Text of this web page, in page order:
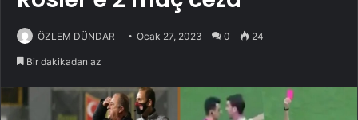
ÖZLEM DÜNDAR Ocak 27, 2023 0 24
Bir dakikadan az